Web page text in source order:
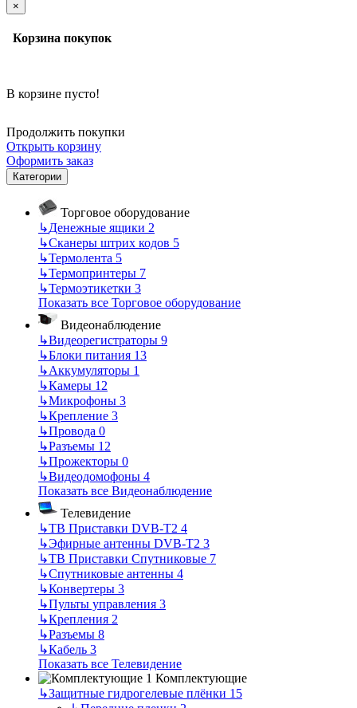
×
Корзина покупок
В корзине пусто!
Продолжить покупки
Открыть корзину
Оформить заказ
Категории
Торговое оборудование
↳Денежные ящики 2
↳Сканеры штрих кодов 5
↳Термолента 5
↳Термопринтеры 7
↳Термоэтикетки 3
Показать все Торговое оборудование
Видеонаблюдение
↳Видеорегистраторы 9
↳Блоки питания 13
↳Аккумуляторы 1
↳Камеры 12
↳Микрофоны 3
↳Крепление 3
↳Провода 0
↳Разъемы 12
↳Прожекторы 0
↳Видеодомофоны 4
Показать все Видеонаблюдение
Телевидение
↳ТВ Приставки DVB-T2 4
↳Эфирные антенны DVB-T2 3
↳ТВ Приставки Спутниковые 7
↳Спутниковые антенны 4
↳Конвертеры 3
↳Пульты управления 3
↳Крепления 2
↳Разъемы 8
↳Кабель 3
Показать все Телевидение
Комплектующие
↳Защитные гидрогелевые плёнки 15